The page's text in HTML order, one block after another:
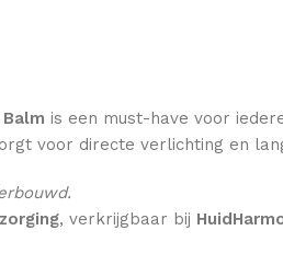
is een must-have voor
voor directe verlichting en
, verkrijgbaar bij